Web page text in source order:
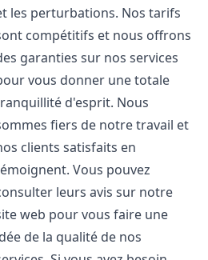
les perturbations. Nos tarifs
compétitifs et nous offrons
garanties sur nos services
vous donner une totale
d'esprit. Nous
fiers de notre travail et
clients satisfaits en
Vous pouvez
leurs avis sur notre
web pour vous faire une
de la qualité de nos